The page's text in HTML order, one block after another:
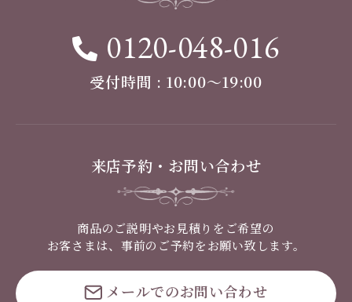
0120-048-016
受付時間 : 10:00〜19:00
来店予約・お問い合わせ
商品のご説明やお見積りをご希望の
お客さまは、事前のご予約をお願い致します。
メールでのお問い合わせ